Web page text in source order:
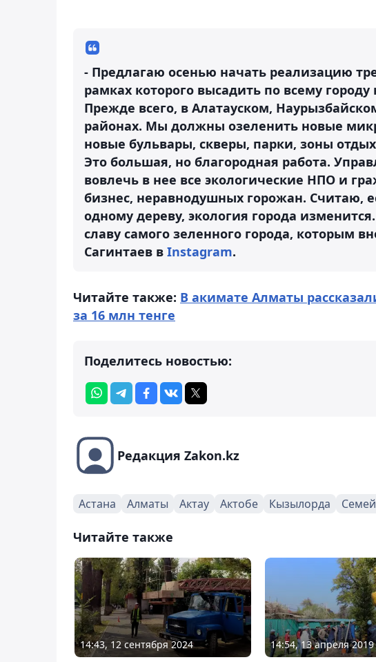
- Предлагаю осенью начать реализацию
рамках которого высадить по всему
Прежде всего, в Алатауском,
районах. Мы должны озеленить новые
новые бульвары, скверы, парки, зоны
Это большая, но благородная работа.
вовлечь в нее все экологические НПО и
бизнес, неравнодушных горожан. Считаю,
одному дереву, экология города
славу самого зеленного города, которым
Сагинтаев в Instagram.
Читайте также: В акимате Алматы
за 16 млн тенге
Поделитесь новостью:
Редакция Zakon.kz
Астана Алматы Актау Актобе Кызылорда Семей
Читайте также
14:43, 12 сентября 2024 14:54, 13 апреля 2019